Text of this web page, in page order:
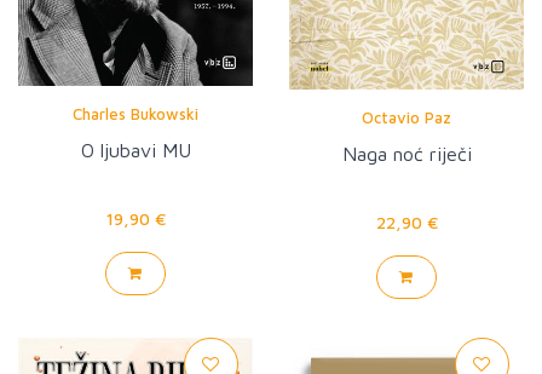
Charles Bukowski
O ljubavi MU
19,90 €
Octavio Paz
Naga noć riječi
22,90 €